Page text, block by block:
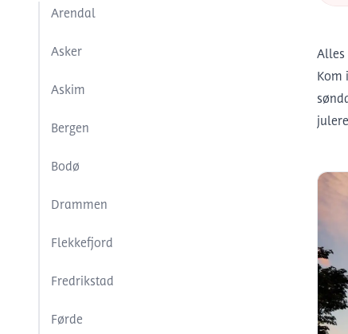
Arendal
Asker
Askim
Bergen
Bodø
Drammen
Flekkefjord
Fredrikstad
Førde
Alles
Kom